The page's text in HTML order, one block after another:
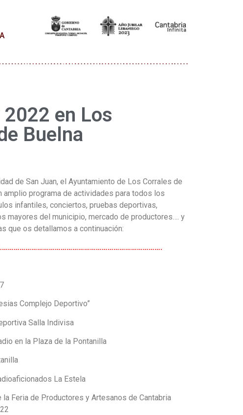
en Los
Buelna
de San Juan, el Ayuntamiento de Los Corrales de
amplio programa de actividades para todos los
infantiles, conciertos, pruebas deportivas,
mayores del municipio, mercado de productores…. y
que os detallamos a continuación:
………………………………………………………………………….
Complejo Deportivo”
Salla Indivisa
en la Plaza de la Pontanilla
La Estela
la Feria de Productores y Artesanos de Cantabria